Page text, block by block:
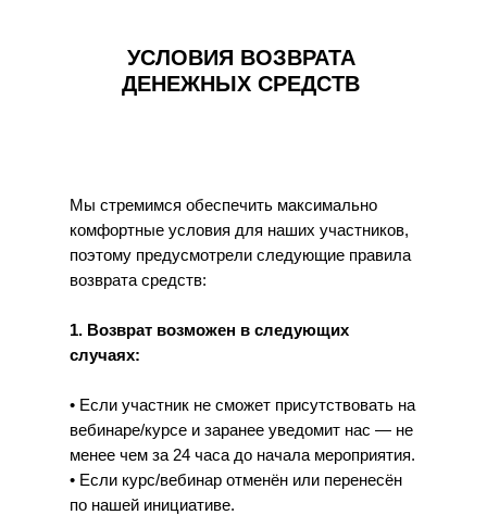
УСЛОВИЯ ВОЗВРАТА
ДЕНЕЖНЫХ СРЕДСТВ
Мы стремимся обеспечить максимально
комфортные условия для наших участников,
поэтому предусмотрели следующие правила
возврата средств:
1. Возврат возможен в следующих
случаях:
• Если участник не сможет присутствовать на
вебинаре/курсе и заранее уведомит нас — не
менее чем за 24 часа до начала мероприятия.
• Если курс/вебинар отменён или перенесён
по нашей инициативе.